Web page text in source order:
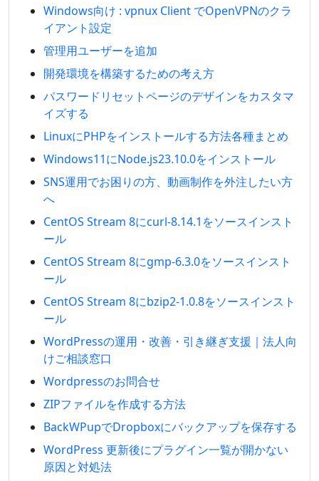
Windows向け : vpnux Client でOpenVPNのクラ
イアント設定
管理用ユーザーを追加
開発環境を構築するための考え方
パスワードリセットページのデザインをカスタマ
イズする
LinuxにPHPをインストールする方法各種まとめ
Windows11にNode.js23.10.0をインストール
SNS運用でお困りの方、動画制作を外注したい方
へ
CentOS Stream 8にcurl-8.14.1をソースインスト
ール
CentOS Stream 8にgmp-6.3.0をソースインスト
ール
CentOS Stream 8にbzip2-1.0.8をソースインスト
ール
WordPressの運用・改善・引き継ぎ支援｜法人向
けご相談窓口
Wordpressのお問合せ
ZIPファイルを作成する方法
BackWPupでDropboxにバックアップを保存する
WordPress 更新後にプラグイン一覧が開かない
原因と対処法